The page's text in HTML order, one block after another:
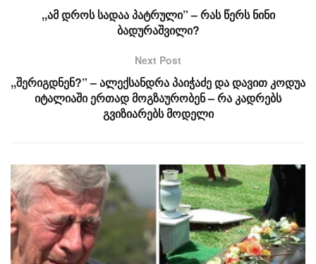
,,ამ დროს სადაა პატრული” – რას წერს ნინი
ბადურაშვილი?
Next Post
,,შერიგდნენ?” – ალექსანდრა პაიჭაძე და დავით კოდუა
იტალიაში ერთად მოგზაურობენ – რა კადრებს
გვიზიარებს მოდელი